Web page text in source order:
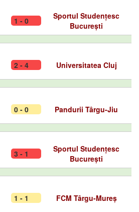
1 - 0
Sportul Studențesc
București
2 - 4 Universitatea Cluj
0 - 0 Pandurii Târgu-Jiu
3 - 1
Sportul Studențesc
București
1 - 1 FCM Târgu-Mureș